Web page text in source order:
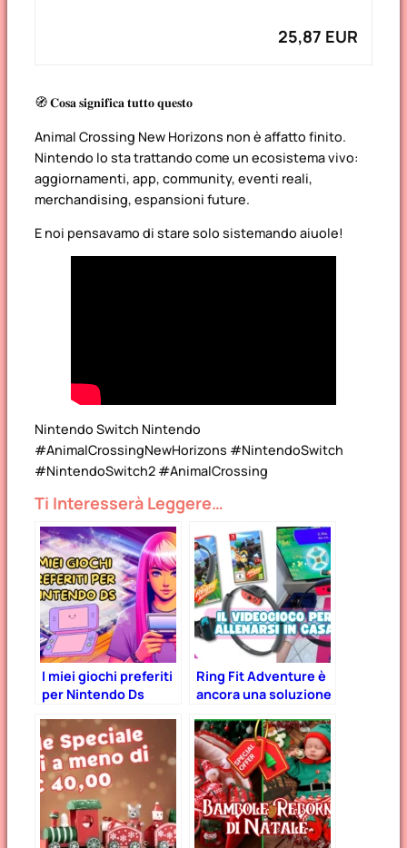
25,87 EUR
🧭 𝐂𝐨𝐬𝐚 𝐬𝐢𝐠𝐧𝐢𝐟𝐢𝐜𝐚 𝐭𝐮𝐭𝐭𝐨 𝐪𝐮𝐞𝐬𝐭𝐨
Animal Crossing New Horizons non è affatto finito.
Nintendo lo sta trattando come un ecosistema vivo:
aggiornamenti, app, community, eventi reali,
merchandising, espansioni future.
E noi pensavamo di stare solo sistemando aiuole!
Nintendo Switch Nintendo
#AnimalCrossingNewHorizons #NintendoSwitch
#NintendoSwitch2 #AnimalCrossing
Ti Interesserà Leggere…
I miei giochi preferiti
per Nintendo Ds
Ring Fit Adventure è
ancora una soluzione
l’allenamento in
casa!